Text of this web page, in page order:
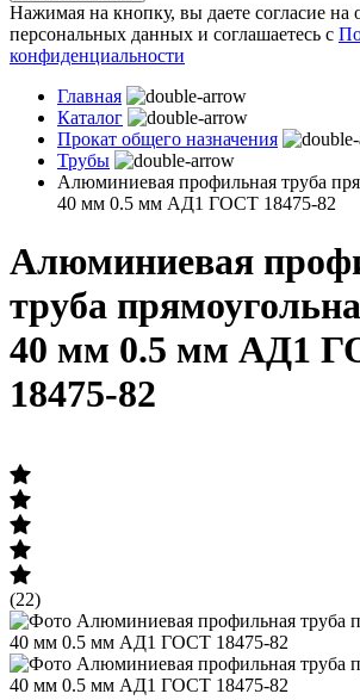
Нажимая на кнопку, вы даете согласие на
персональных данных и соглашаетесь с
конфиденциальности
Главная
Каталог
Прокат общего назначения
Трубы
Алюминиевая профильная труба
40 мм 0.5 мм АД1 ГОСТ 18475-82
Алюминиевая
труба
40 мм 0.5 мм АД1
18475-82
(22)